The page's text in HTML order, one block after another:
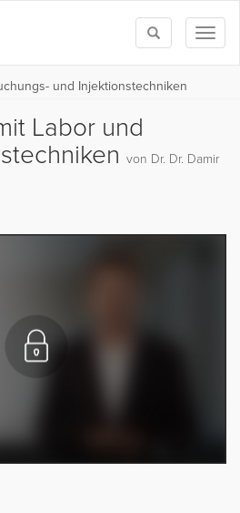
Toggle
search
und Injektionstechniken
Labor und
von Dr. Dr. Damir